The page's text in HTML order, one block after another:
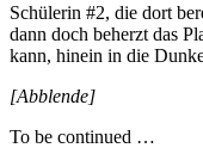
Schülerin #2, die dort
dann doch beherzt das
kann, hinein in die
[Abblende]
To be continued …